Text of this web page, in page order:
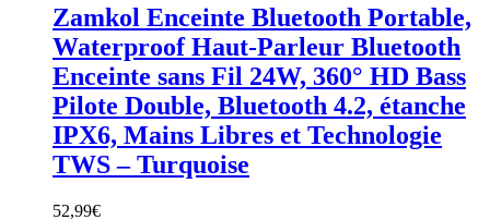
Zamkol Enceinte Bluetooth Portable,
Waterproof Haut-Parleur Bluetooth
Enceinte sans Fil 24W, 360° HD Bass
Pilote Double, Bluetooth 4.2, étanche
IPX6, Mains Libres et Technologie
TWS – Turquoise
52,99€